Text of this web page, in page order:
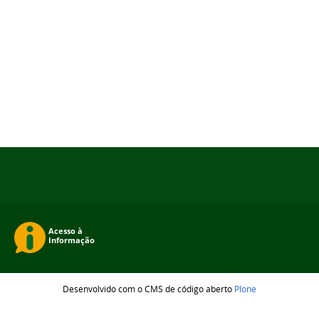
Desenvolvido com o CMS de código aberto Plone